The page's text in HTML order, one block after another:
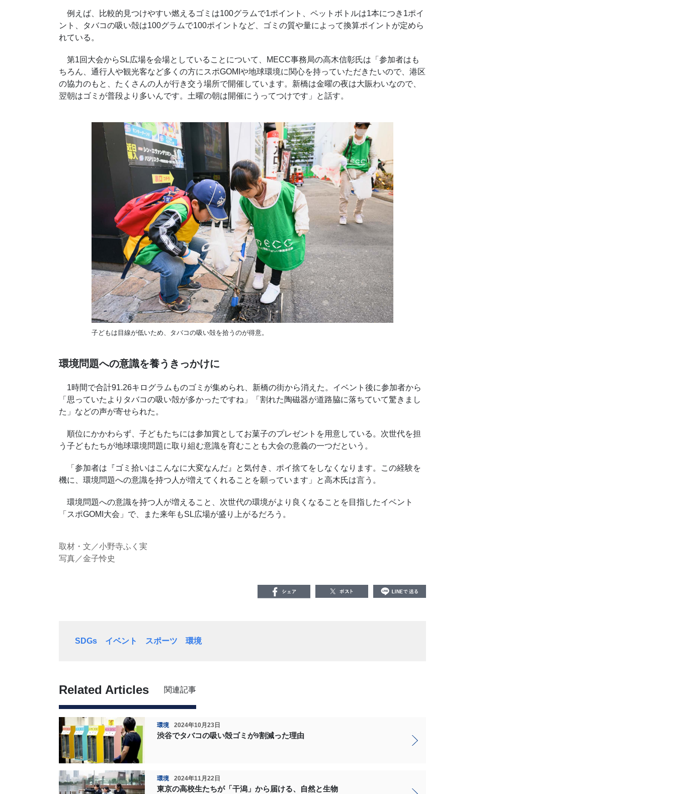
例えば、比較的見つけやすい燃えるゴミは100グラムで1ポイント、ペットボトルは1本につき1ポイ
ント、タバコの吸い殻は100グラムで100ポイントなど、ゴミの質や量によって換算ポイントが定めら
れている。
第1回大会からSL広場を会場としていることについて、MECC事務局の高木信彰氏は「参加者はも
ちろん、通行人や観光客など多くの方にスポGOMIや地球環境に関心を持っていただきたいので、港区
の協力のもと、たくさんの人が行き交う場所で開催しています。新橋は金曜の夜は大賑わいなので、
翌朝はゴミが普段より多いんです。土曜の朝は開催にうってつけです」と話す。
子どもは目線が低いため、タバコの吸い殻を拾うのが得意。
環境問題への意識を養うきっかけに
1時間で合計91.26キログラムものゴミが集められ、新橋の街から消えた。イベント後に参加者から
「思っていたよりタバコの吸い殻が多かったですね」「割れた陶磁器が道路脇に落ちていて驚きまし
た」などの声が寄せられた。
順位にかかわらず、子どもたちには参加賞としてお菓子のプレゼントを用意している。次世代を担
う子どもたちが地球環境問題に取り組む意識を育むことも大会の意義の一つだという。
「参加者は『ゴミ拾いはこんなに大変なんだ』と気付き、ポイ捨てをしなくなります。この経験を
機に、環境問題への意識を持つ人が増えてくれることを願っています」と高木氏は言う。
環境問題への意識を持つ人が増えること、次世代の環境がより良くなることを目指したイベント
「スポGOMI大会」で、また来年もSL広場が盛り上がるだろう。
取材・文／小野寺ふく実
写真／金子怜史
SDGs イベント スポーツ 環境
Related Articles 関連記事
環境 2024年10月23日
渋谷でタバコの吸い殻ゴミが9割減った理由
環境 2024年11月22日
東京の高校生たちが「干潟」から届ける、自然と生物